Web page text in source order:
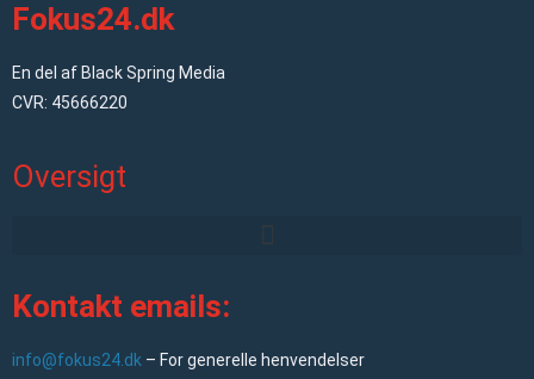
Fokus24.dk
En del af Black Spring Media
CVR: 45666220
Oversigt
Kontakt emails:
info@fokus24.dk – For generelle henvendelser